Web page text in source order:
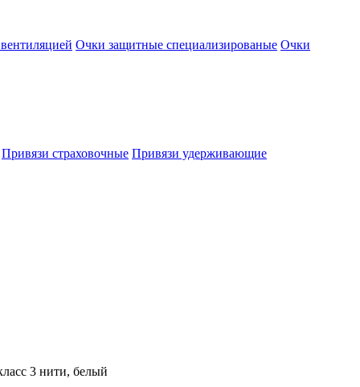
Очки защитные специализированые Очки
Привязи страховочные Привязи удерживающие
3 нити, белый